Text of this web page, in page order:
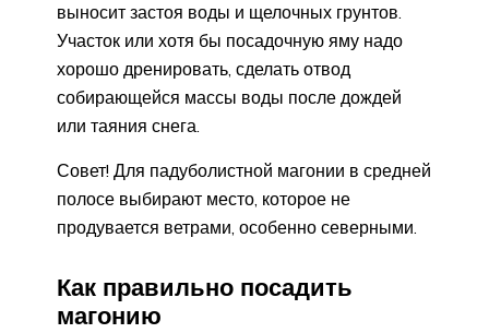
выносит застоя воды и щелочных грунтов.
Участок или хотя бы посадочную яму надо
хорошо дренировать, сделать отвод
собирающейся массы воды после дождей
или таяния снега.
Совет! Для падуболистной магонии в средней
полосе выбирают место, которое не
продувается ветрами, особенно северными.
Как правильно посадить
магонию